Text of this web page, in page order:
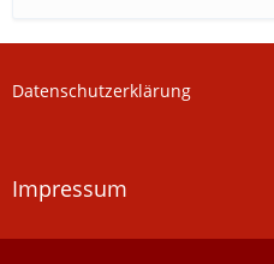
Datenschutzerklärung
Impressum